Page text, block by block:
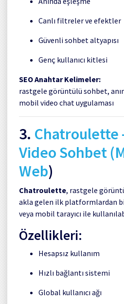
Canlı filtreler ve efektler
Güvenli sohbet altyapısı
Genç kullanıcı kitlesi
SEO Anahtar Kelimeler:
rastgele görüntülü sohbet,
mobil video chat uygulaması
3. Chatroulette
Video Sohbet
Web)
Chatroulette, rastgele
akla gelen ilk platformlardan
veya mobil tarayıcı ile
Özellikleri:
Hesapsız kullanım
Hızlı bağlantı sistemi
Global kullanıcı ağı